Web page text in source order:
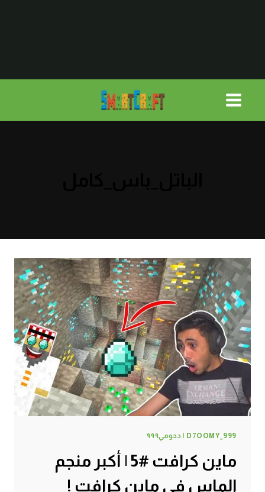
D7OOMY_999 | دحومي٩٩٩
ماين كرافت #5 | أكبر منجم
الماس في ماين كرافت !